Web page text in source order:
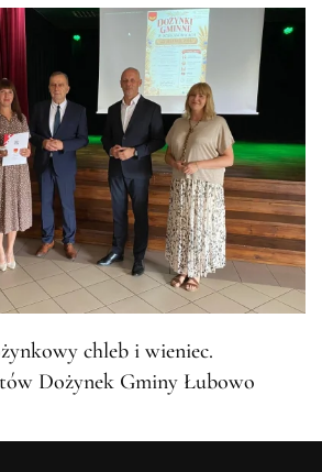
chleb i wieniec.
Dożynek Gminy Łubowo